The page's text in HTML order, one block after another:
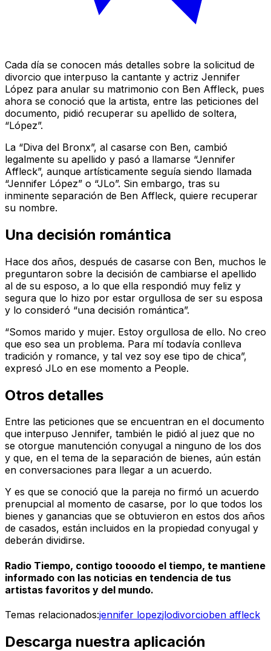
Cada día se conocen más detalles sobre la solicitud de
divorcio que interpuso la cantante y actriz Jennifer
López para anular su matrimonio con Ben Affleck, pues
ahora se conoció que la artista, entre las peticiones del
documento, pidió recuperar su apellido de soltera,
“López”.
La “Diva del Bronx”, al casarse con Ben, cambió
legalmente su apellido y pasó a llamarse “Jennifer
Affleck”, aunque artísticamente seguía siendo llamada
“Jennifer López” o “JLo”. Sin embargo, tras su
inminente separación de Ben Affleck, quiere recuperar
su nombre.
Una decisión romántica
Hace dos años, después de casarse con Ben, muchos le
preguntaron sobre la decisión de cambiarse el apellido
al de su esposo, a lo que ella respondió muy feliz y
segura que lo hizo por estar orgullosa de ser su esposa
y lo consideró “una decisión romántica”.
“Somos marido y mujer. Estoy orgullosa de ello. No creo
que eso sea un problema. Para mí todavía conlleva
tradición y romance, y tal vez soy ese tipo de chica”,
expresó JLo en ese momento a People.
Otros detalles
Entre las peticiones que se encuentran en el documento
que interpuso Jennifer, también le pidió al juez que no
se otorgue manutención conyugal a ninguno de los dos
y que, en el tema de la separación de bienes, aún están
en conversaciones para llegar a un acuerdo.
Y es que se conoció que la pareja no firmó un acuerdo
prenupcial al momento de casarse, por lo que todos los
bienes y ganancias que se obtuvieron en estos dos años
de casados, están incluidos en la propiedad conyugal y
deberán dividirse.
Radio Tiempo, contigo toooodo el tiempo, te mantiene
informado con las noticias en tendencia de tus
artistas favoritos y del mundo.
Temas relacionados:jennifer lopezjlodivorcioben affleck
Descarga nuestra aplicación